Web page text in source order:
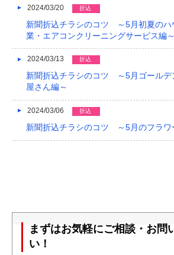
2024/03/20 折込
新聞折込チラシのコツ ～5月初夏のハ
業・エアコンクリーニングサービス編～
2024/03/13 折込
新聞折込チラシのコツ ～5月ゴールデ
屋さん編～
2024/03/06 折込
新聞折込チラシのコツ ～5月のフラワ
まずはお気軽にご相談・お問
い！